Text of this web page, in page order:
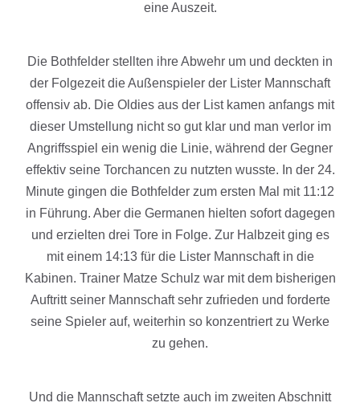
eine Auszeit.
Die Bothfelder stellten ihre Abwehr um und deckten in
der Folgezeit die Außenspieler der Lister Mannschaft
offensiv ab. Die Oldies aus der List kamen anfangs mit
dieser Umstellung nicht so gut klar und man verlor im
Angriffsspiel ein wenig die Linie, während der Gegner
effektiv seine Torchancen zu nutzten wusste. In der 24.
Minute gingen die Bothfelder zum ersten Mal mit 11:12
in Führung. Aber die Germanen hielten sofort dagegen
und erzielten drei Tore in Folge. Zur Halbzeit ging es
mit einem 14:13 für die Lister Mannschaft in die
Kabinen. Trainer Matze Schulz war mit dem bisherigen
Auftritt seiner Mannschaft sehr zufrieden und forderte
seine Spieler auf, weiterhin so konzentriert zu Werke
zu gehen.
Und die Mannschaft setzte auch im zweiten Abschnitt